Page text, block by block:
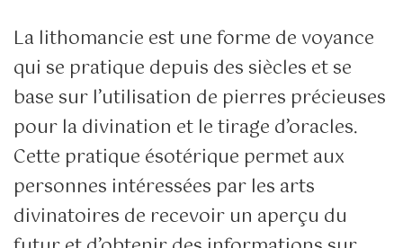
La lithomancie est une forme de voyance
qui se pratique depuis des siècles et se
base sur l’utilisation de pierres précieuses
pour la divination et le tirage d’oracles.
Cette pratique ésotérique permet aux
personnes intéressées par les arts
divinatoires de recevoir un aperçu du